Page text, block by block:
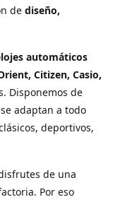
de diseño,
automáticos
Citizen, Casio,
Disponemos de
adaptan a todo
deportivos,
de una
Por eso